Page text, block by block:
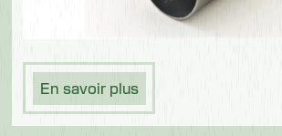
En savoir plus